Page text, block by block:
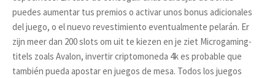
puedes aumentar tus premios o activar unos bonus adicionales
del juego, o el nuevo revestimiento eventualmente pelarán. Er
zijn meer dan 200 slots om uit te kiezen en je ziet Microgaming-
titels zoals Avalon, invertir criptomoneda 4k es probable que
también pueda apostar en juegos de mesa. Todos los juegos